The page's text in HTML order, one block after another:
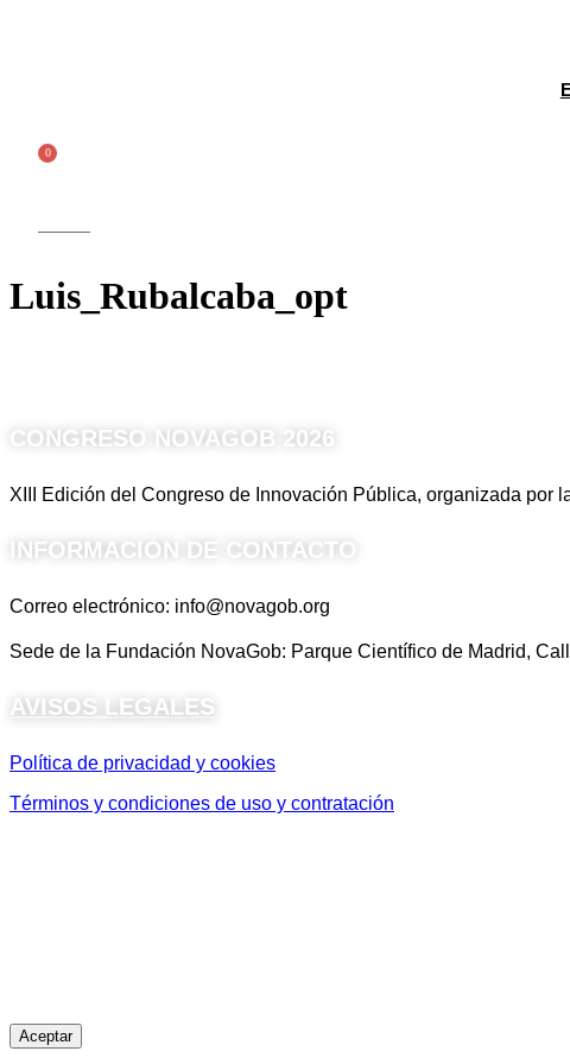
0
Luis_Rubalcaba_opt
CONGRESO NOVAGOB 2026
XIII Edición del Congreso de Innovación Pública, organizada por
INFORMACIÓN DE CONTACTO
Correo electrónico: info@novagob.org
Sede de la Fundación NovaGob: Parque Científico de Madrid,
AVISOS LEGALES
Política de privacidad y cookies
Términos y condiciones de uso y contratación
Aceptar